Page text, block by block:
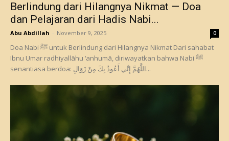
Berlindung dari Hilangnya Nikmat — Doa
dan Pelajaran dari Hadis Nabi...
Abu Abdillah - November 9, 2025 0
Doa Nabi ﷺ untuk Berlindung dari Hilangnya Nikmat Dari sahabat
Ibnu Umar radhiyallāhu ‘anhumā, diriwayatkan bahwa Nabi ﷺ
senantiasa berdoa: اللَّهُمَّ إِنِّي أَعُوذُ بِكَ مِنْ زَوَالِ...